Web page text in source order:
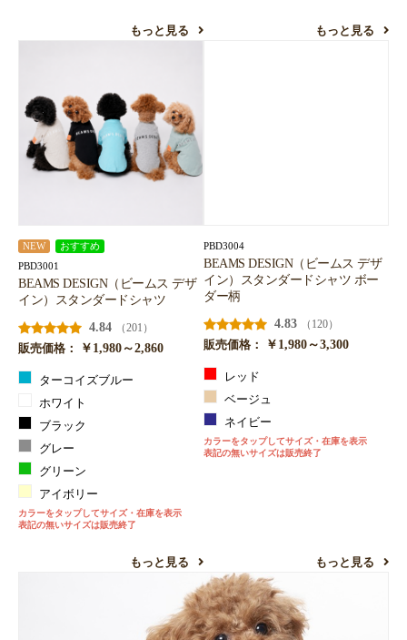
もっと見る もっと見る
NEW おすすめ
PBD3001
BEAMS DESIGN（ビームス デザ
イン）スタンダードシャツ
4.84
（201）
販売価格：
￥1,980～2,860
ターコイズブルー
ホワイト
ブラック
グレー
グリーン
アイボリー
カラーをタップしてサイズ・在庫を表示
表記の無いサイズは販売終了
もっと見る
PBD3004
BEAMS DESIGN（ビームス デザ
イン）スタンダードシャツ ボー
ダー柄
4.83
（120）
販売価格：
￥1,980～3,300
レッド
ベージュ
ネイビー
カラーをタップしてサイズ・在庫を表示
表記の無いサイズは販売終了
もっと見る